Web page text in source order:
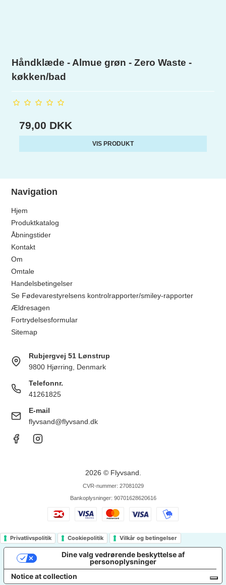
Håndklæde - Almue grøn - Zero Waste -
køkken/bad
79,00 DKK
VIS PRODUKT
Navigation
Hjem
Produktkatalog
Åbningstider
Kontakt
Om
Omtale
Handelsbetingelser
Se Fødevarestyrelsens kontrolrapporter/smiley-rapporter
Ældresagen
Fortrydelsesformular
Sitemap
Rubjergvej 51 Lønstrup
9800 Hjørring, Denmark
Telefonnr.
41261825
E-mail
flyvsand@flyvsand.dk
2026 © Flyvsand.
CVR-nummer: 27081029
Bankoplysninger: 90701628620616
Privatlivspolitik Cookiepolitik Vilkår og betingelser
Notice at collection
Dine valg vedrørende beskyttelse af
personoplysninger